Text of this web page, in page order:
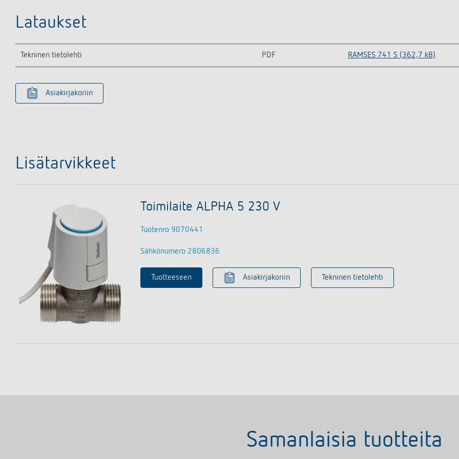
Lataukset
Tekninen tietolehti PDF RAMSES 741 S (362,7 kB)
Asiakirjakoriin
Lisätarvikkeet
Toimilaite ALPHA 5 230 V
Tuotenro 9070441
Sähkönumero 2806836
Tuotteeseen Asiakirjakoriin Tekninen tietolehti
Samanlaisia tuotteita